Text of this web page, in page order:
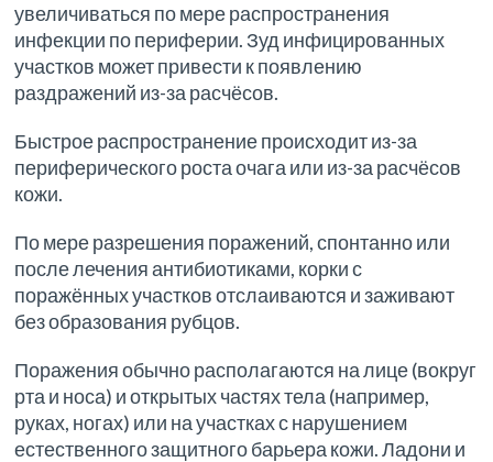
увеличиваться по мере распространения
инфекции по периферии. Зуд инфицированных
участков может привести к появлению
раздражений из-за расчёсов.
Быстрое распространение происходит из-за
периферического роста очага или из-за расчёсов
кожи.
По мере разрешения поражений, спонтанно или
после лечения антибиотиками, корки с
поражённых участков отслаиваются и заживают
без образования рубцов.
Поражения обычно располагаются на лице (вокруг
рта и носа) и открытых частях тела (например,
руках, ногах) или на участках с нарушением
естественного защитного барьера кожи. Ладони и